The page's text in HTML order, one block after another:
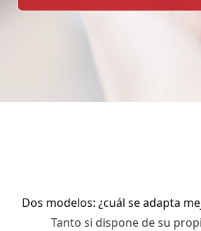
Dos modelos: ¿cuál se adapta
Tanto si dispone de su